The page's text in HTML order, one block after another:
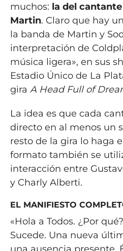
muchos: la del
Martin. Claro que hay
la banda de Martin y
interpretación de
música ligera», en sus
Estadio Único de La
gira A Head Full of
La idea es que cada
directo en al menos un
resto de la gira lo haga
formato también se
interacción entre
y Charly Alberti.
EL MANIFIESTO
«Hola a Todos. ¿Por
Sucede. Una nueva